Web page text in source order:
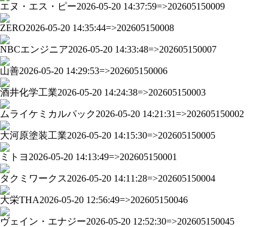
エヌ・エス・ピー2026-05-20 14:37:59=>202605150009
ZERO2026-05-20 14:35:44=>202605150008
NBCエンジニア2026-05-20 14:33:48=>202605150007
山善2026-05-20 14:29:53=>202605150006
酒井化学工業2026-05-20 14:24:38=>202605150003
ムライケミカルパック2026-05-20 14:21:31=>202605150002
大河原塗装工業2026-05-20 14:15:30=>202605150005
ミトヨ 2026-05-20 14:13:49=>202605150001
タクミワークス2026-05-20 14:11:28=>202605150004
大栄THA2026-05-20 12:56:49=>202605150046
ヴェイン・エナジー2026-05-20 12:52:30=>202605150045